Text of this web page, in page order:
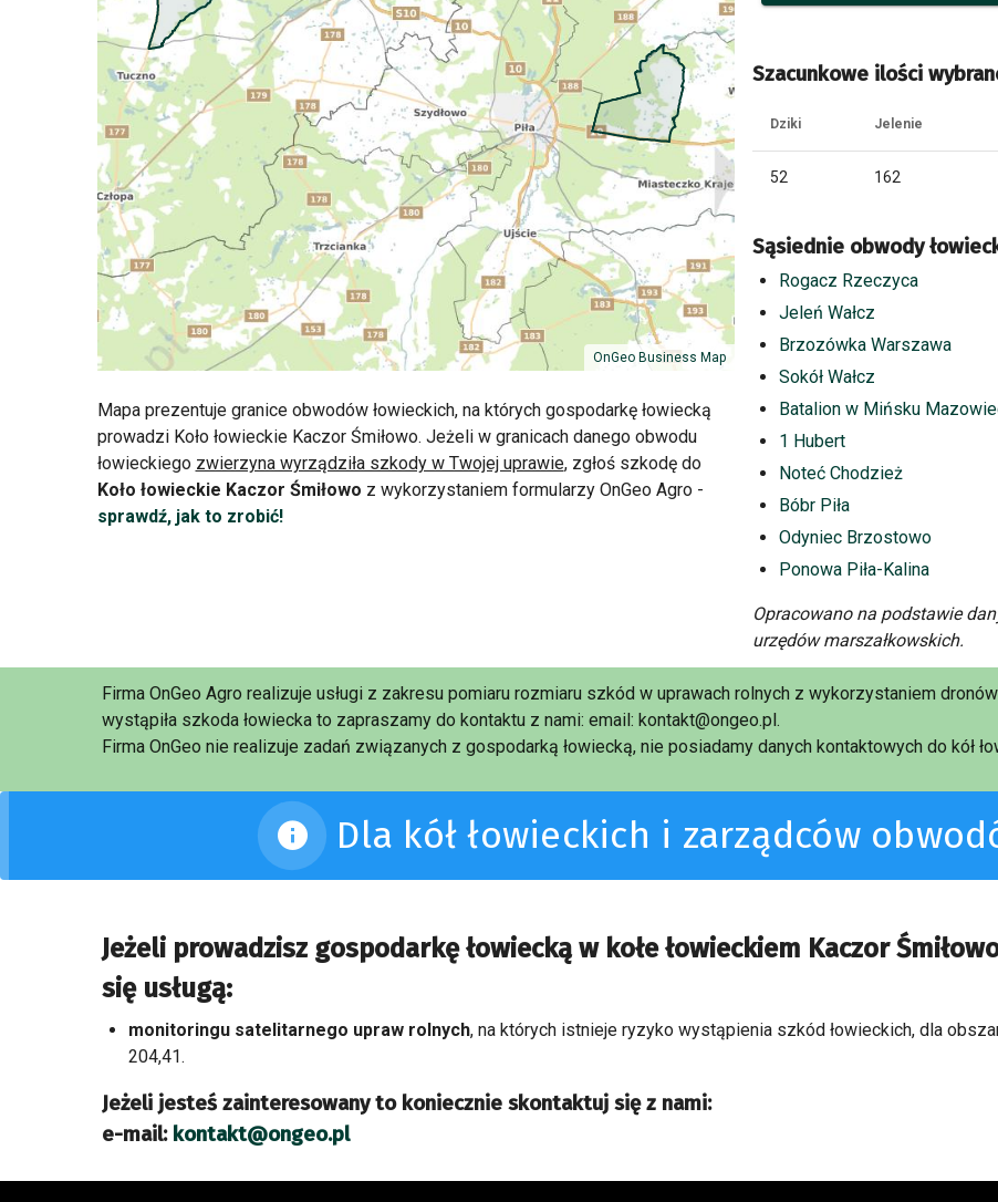
OnGeo Business Map
Mapa prezentuje granice obwodów łowieckich, na których gospodarkę łowiecką
prowadzi Koło łowieckie Kaczor Śmiłowo. Jeżeli w granicach danego obwodu
łowieckiego zwierzyna wyrządziła szkody w Twojej uprawie, zgłoś szkodę do
Koło łowieckie Kaczor Śmiłowo z wykorzystaniem formularzy OnGeo Agro -
sprawdź, jak to zrobić!
Szacunkowe ilości
Dziki Jelenie
52 162
Sąsiednie obwody
Rogacz Rzeczyca
Jeleń Wałcz
Brzozówka Warszawa
Sokół Wałcz
Batalion w Mińsku
1 Hubert
Noteć Chodzież
Bóbr Piła
Odyniec Brzostowo
Ponowa Piła-Kalina
Opracowano na podstawie
urzędów marszałkowskich.
Firma OnGeo Agro realizuje usługi z zakresu pomiaru rozmiaru szkód w uprawach rolnych z wykorzystaniem
wystąpiła szkoda łowiecka to zapraszamy do kontaktu z nami: email: kontakt@ongeo.pl.
Firma OnGeo nie realizuje zadań związanych z gospodarką łowiecką, nie posiadamy danych kontaktowych do kół
Dla kół łowieckich i zarządców
Jeżeli prowadzisz gospodarkę łowiecką w kołe łowieckiem Kaczor
się usługą:
monitoringu satelitarnego upraw rolnych, na których istnieje ryzyko wystąpienia szkód łowieckich, dla
204,41.
Jeżeli jesteś zainteresowany to koniecznie skontaktuj się z nami:
e-mail: kontakt@ongeo.pl